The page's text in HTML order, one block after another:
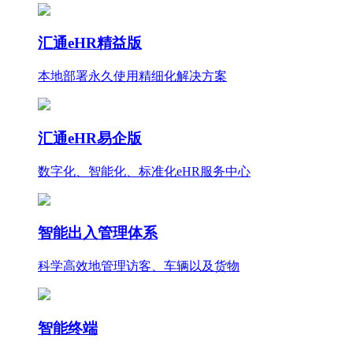
汇通eHR精益版
本地部署永久使用精细化解决方案
汇通eHR易企版
数字化、智能化、标准化eHR服务中心
智能出入管理体系
科学高效地管理访客、车辆以及货物
智能终端